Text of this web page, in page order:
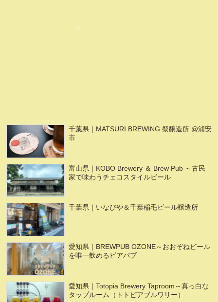
千葉県｜MATSURI BREWING 祭醸造所 @浦安
市
富山県｜KOBO Brewery ＆ Brew Pub ～古民
家で味わうチェコスタイルビール
千葉県｜いなびや＆千葉稲毛ビール醸造所
愛知県｜BREWPUB OZONE～おおぞねビール
を唯一飲めるビアパブ
愛知県｜Totopia Brewery Taproom～真っ白な
タップルーム（トトピアブルワリー）